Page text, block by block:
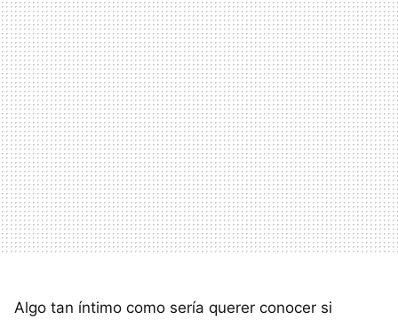
Algo tan íntimo como sería querer conocer si